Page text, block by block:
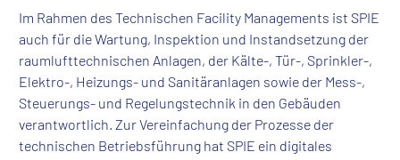
Im Rahmen des Technischen Facility Managements ist SPIE
auch für die Wartung, Inspektion und Instandsetzung der
raumlufttechnischen Anlagen, der Kälte-, Tür-, Sprinkler-,
Elektro-, Heizungs- und Sanitäranlagen sowie der Mess-,
Steuerungs- und Regelungstechnik in den Gebäuden
verantwortlich. Zur Vereinfachung der Prozesse der
technischen Betriebsführung hat SPIE ein digitales